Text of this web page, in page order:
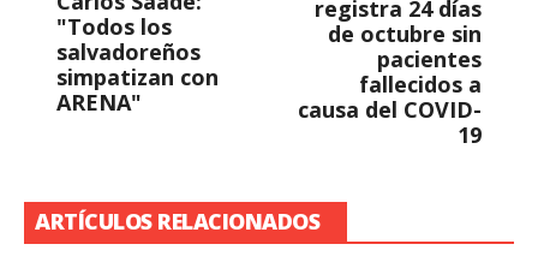
"Todos los
salvadoreños
simpatizan con
ARENA"
registra 24 días
de octubre sin
pacientes
fallecidos a
causa del COVID-
19
ARTÍCULOS RELACIONADOS